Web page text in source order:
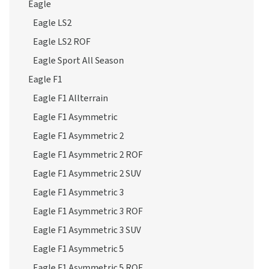
Eagle
Eagle LS2
Eagle LS2 ROF
Eagle Sport All Season
Eagle F1
Eagle F1 Allterrain
Eagle F1 Asymmetric
Eagle F1 Asymmetric 2
Eagle F1 Asymmetric 2 ROF
Eagle F1 Asymmetric 2 SUV
Eagle F1 Asymmetric 3
Eagle F1 Asymmetric 3 ROF
Eagle F1 Asymmetric 3 SUV
Eagle F1 Asymmetric 5